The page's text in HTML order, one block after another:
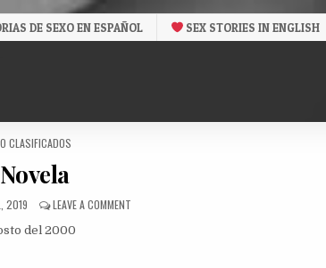
DE SEXO EN ESPAÑOL SEX STORIES IN ENGLISH
CLASIFICADOS
2019 LEAVE A COMMENTON
del 2000